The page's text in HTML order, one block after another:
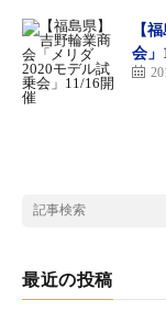
【
会」
最近の投稿